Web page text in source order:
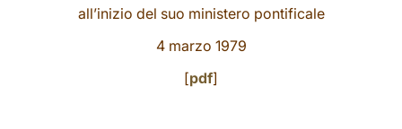
all’inizio del suo ministero pontificale
4 marzo 1979
[pdf]